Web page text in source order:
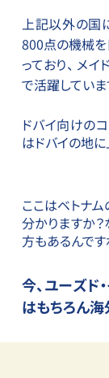
上記以外の国
800点の機械
っており、 メ
で活躍していま
ドバイ向けの
はドバイの地に
ここはベトナ
分かりますか
方もあるんです
今、ユーズド
はもちろん海